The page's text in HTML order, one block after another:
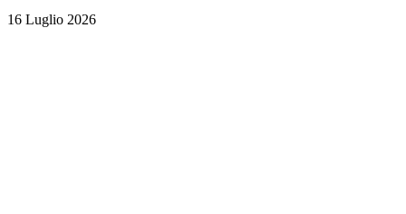
16 Luglio 2026